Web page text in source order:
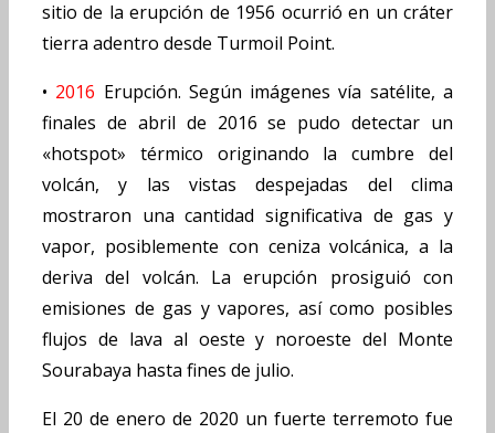
sitio de la erupción de 1956 ocurrió en un cráter
tierra adentro desde Turmoil Point.
• 2016 Erupción. Según imágenes vía satélite, a
finales de abril de 2016 se pudo detectar un
«hotspot» térmico originando la cumbre del
volcán, y las vistas despejadas del clima
mostraron una cantidad significativa de gas y
vapor, posiblemente con ceniza volcánica, a la
deriva del volcán. La erupción prosiguió con
emisiones de gas y vapores, así como posibles
flujos de lava al oeste y noroeste del Monte
Sourabaya hasta fines de julio.
El 20 de enero de 2020 un fuerte terremoto fue